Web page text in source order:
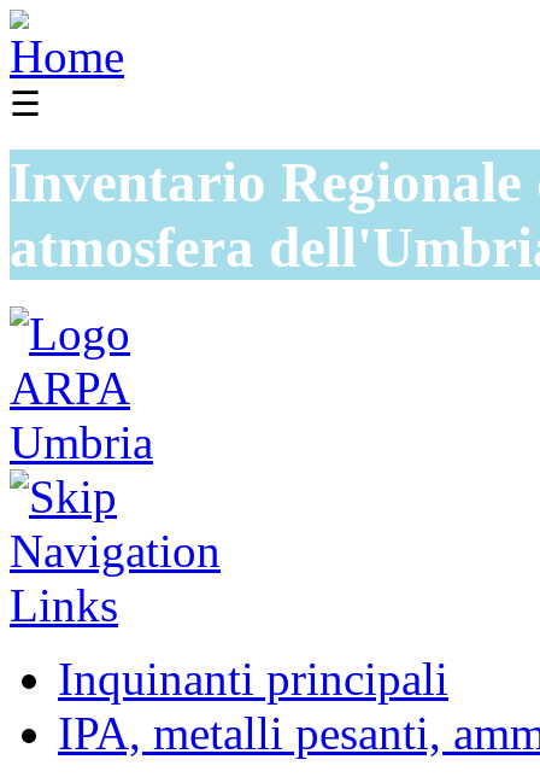
☰
Inventario
atmosfera
Inquinanti principali
IPA, metalli pesanti,